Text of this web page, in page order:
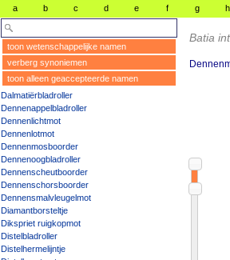
a b c d e f g h
toon wetenschappelijke namen
verberg synoniemen
toon alleen geaccepteerde namen
Dalmatiërbladroller
Dennenappelbladroller
Dennenlichtmot
Dennenlotmot
Dennenmosboorder
Dennenoogbladroller
Dennenscheutboorder
Dennenschorsboorder
Dennensmalvleugelmot
Diamantborsteltje
Dikspriet ruigkopmot
Distelbladroller
Distelhermelijntje
Batia